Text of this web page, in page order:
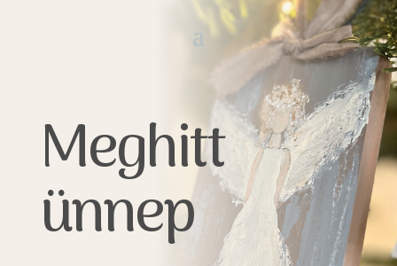
Meghitt
ünnep